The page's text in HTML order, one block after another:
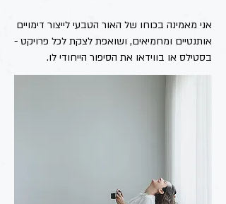
אני מאמינה בכוחו של האור הטבעי לייצור דימויים
אותנטיים ומחמיאים, ושואפת לצקת לכל פרויקט -
בסטילס או בווידאו את הסיפור הייחודי לו.